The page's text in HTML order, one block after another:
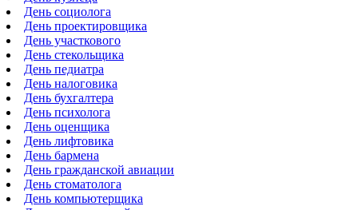
День социолога
День проектировщика
День участкового
День стекольщика
День педиатра
День налоговика
День бухгалтера
День психолога
День оценщика
День лифтовика
День бармена
День гражданской авиации
День стоматолога
День компьютерщика